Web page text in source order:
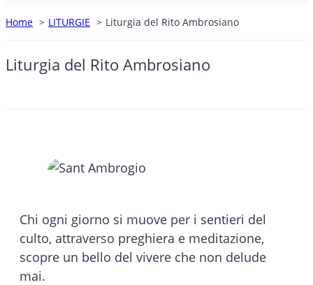
Home LITURGIE Liturgia del Rito Ambrosiano
Liturgia del Rito Ambrosiano
Chi ogni giorno si muove per i sentieri del
culto, attraverso preghiera e meditazione,
scopre un bello del vivere che non delude
mai.